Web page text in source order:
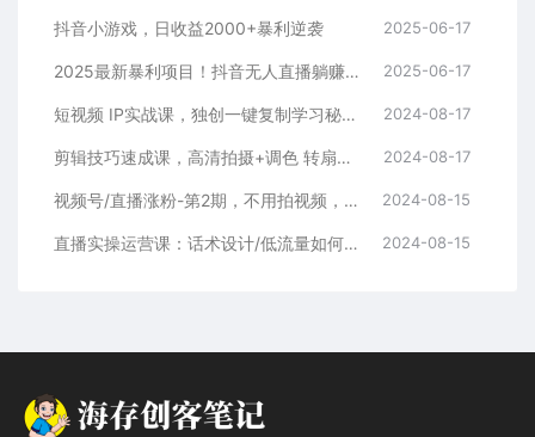
抖音小游戏，日收益2000+暴利逆袭 2025-06-17
2025最新暴利项目！抖音无人直播躺赚攻略！抖音无人直播3.0玩法！0门槛… 2025-06-17
短视频 IP实战课，独创一键复制学习秘籍，转战新领域，月赚五万轻松行 2024-08-17
剪辑技巧速成课，高清拍摄+调色 转扇子，建筑-抠图精通，新手秒变剪辑专家 2024-08-17
视频号/直播涨粉-第2期，不用拍视频，不用卖货，在直播间做菜，就可以搞钱 2024-08-15
直播实操运营课：话术设计/低流量如何提升/话术框架/全场燃爆/非常干货 2024-08-15